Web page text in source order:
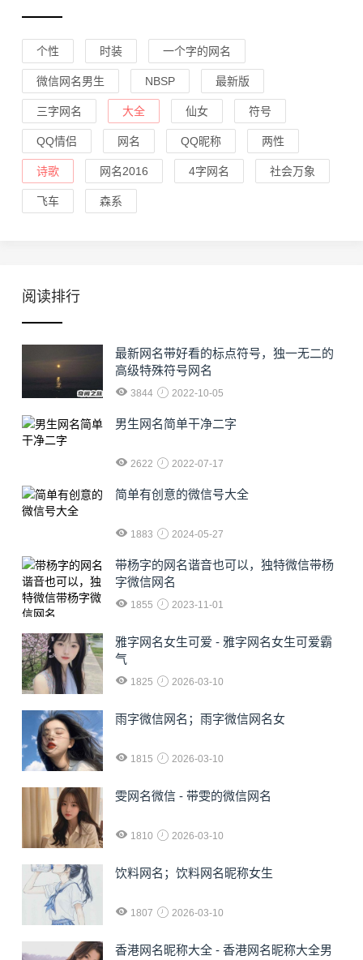
个性 时装 一个字的网名
微信网名男生 NBSP 最新版
三字网名 大全 仙女 符号
QQ情侣 网名 QQ昵称 两性
诗歌 网名2016 4字网名 社会万象
飞车 森系
阅读排行
最新网名带好看的标点符号，独一无二的
高级特殊符号网名
3844 2022-10-05
男生网名简单干净二字
2622 2022-07-17
简单有创意的微信号大全
1883 2024-05-27
​带杨字的网名谐音也可以，独特微信带杨
字微信网名
1855 2023-11-01
雅字网名女生可爱 - 雅字网名女生可爱霸
气
1825 2026-03-10
雨字微信网名；雨字微信网名女
1815 2026-03-10
雯网名微信 - 带雯的微信网名
1810 2026-03-10
饮料网名；饮料网名昵称女生
1807 2026-03-10
香港网名昵称大全 - 香港网名昵称大全男